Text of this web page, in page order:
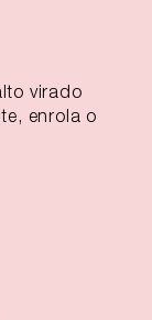
virado
enrola o